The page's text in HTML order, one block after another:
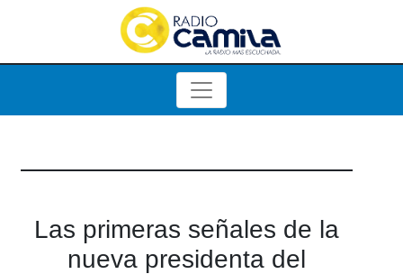
Las primeras señales de la
nueva presidenta del